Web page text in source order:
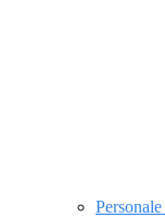
Personale